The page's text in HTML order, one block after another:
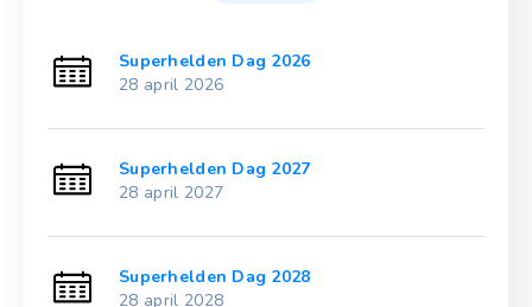
Superhelden Dag 2026
28 april 2026
Superhelden Dag 2027
28 april 2027
Superhelden Dag 2028
28 april 2028